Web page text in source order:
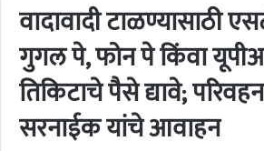
वादावादी टाळण्यासाठी
गुगल पे, फोन पे किंवा
तिकिटाचे पैसे द्यावे; परिवहन
सरनाईक यांचे आवाहन